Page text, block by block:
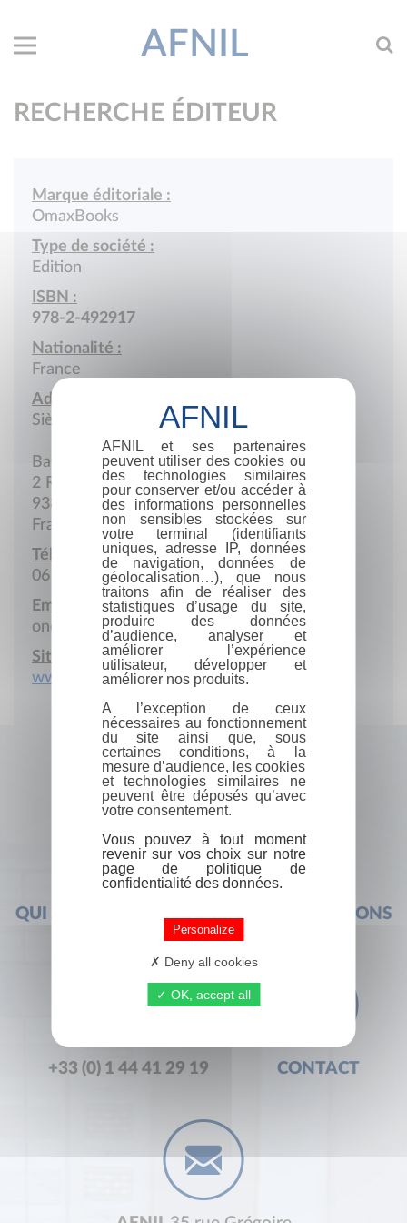
AFNIL
RECHERCHE ÉDITEUR
Marque éditoriale :
OmaxBooks
Type de société :
Edition
ISBN :
978-2-492917
Nationalité :
France
Adresse :
Siège social
Batiment B
2 Rue Lacépède
93800 Epinay-sur-Seine
France
Téléphone portable :
06 52 71 57 81
Email :
onestasalexis@gmail.com
Site Internet :
www.omaxbooks.com
QUI SOMMES-NOUS ? FOIRE AUX QUESTIONS
+33 (0) 1 44 41 29 19 CONTACT
AFNIL et ses partenaires
peuvent utiliser des cookies ou
des technologies similaires
pour conserver et/ou accéder à
des informations personnelles
non sensibles stockées sur
votre terminal (identifiants
uniques, adresse IP, données
de navigation, données de
géolocalisation…), que nous
traitons afin de réaliser des
statistiques d’usage du site,
produire des données
d’audience, analyser et
améliorer l’expérience
utilisateur, développer et
améliorer nos produits.
A l’exception de ceux
nécessaires au fonctionnement
du site ainsi que, sous
certaines conditions, à la
mesure d’audience, les cookies
et technologies similaires ne
peuvent être déposés qu’avec
votre consentement.
Vous pouvez à tout moment
revenir sur vos choix sur notre
page de politique de
confidentialité des données.
Personalize
Deny all cookies
OK, accept all